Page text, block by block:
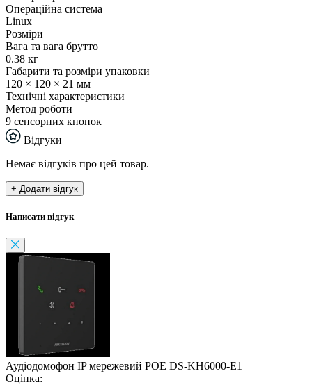
Операційна система
Linux
Розміри
Вага та вага брутто
0.38 кг
Габарити та розміри упаковки
120 × 120 × 21 мм
Технічні характеристики
Метод роботи
9 сенсорних кнопок
Відгуки
Немає відгуків про цей товар.
+ Додати відгук
Написати відгук
Аудіодомофон IP мережевий POE DS-KH6000-E1
Оцінка: